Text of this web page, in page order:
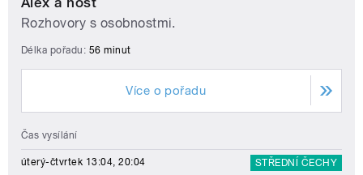
Rozhovory s osobnostmi.
Délka pořadu: 56 minut
Více o pořadu
Čas vysílání
úterý-čtvrtek 13:04, 20:04 STŘEDNÍ ČECHY